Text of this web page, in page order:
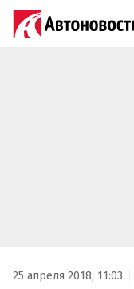
25 апреля 2018, 11:03